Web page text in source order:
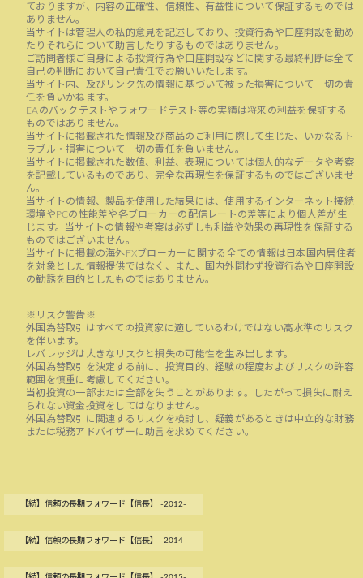
ておりますが、内容の正確性、信頼性、有益性について保証するものでは
ありません。
当サイトは管理人の私的意見を記述しており、投資行為や口座開設を勧め
たりそれらについて助言したりするものではありません。
ご訪問者様ご自身による投資行為や口座開設などに関する最終判断は全て
自己の判断において自己責任でお願いいたします。
当サイト内、及びリンク先の情報に基づいて被った損害について一切の責
任を負いかねます。
EAのバックテストやフォワードテスト等の実績は将来の利益を保証する
ものではありません。
当サイトに掲載された情報及び商品のご利用に際して生じた、いかなるト
ラブル・損害について一切の責任を負いません。
当サイトに掲載された数値、利益、表現については個人的なデータや考察
を記載しているものであり、完全な再現性を保証するものではございませ
ん。
当サイトの情報、製品を使用した結果には、使用するインターネット接続
環境やPCの性能差や各ブローカーの配信レートの差等により個人差が生
じます。当サイトの情報や考察は必ずしも利益や効果の再現性を保証する
ものではございません。
当サイトに掲載の海外FXブローカーに関する全ての情報は日本国内居住者
を対象とした情報提供ではなく、また、国内外問わず投資行為や口座開設
の勧誘を目的としたものではありません。
※リスク警告※
外国為替取引はすべての投資家に適しているわけではない高水準のリスク
を伴います。
レバレッジは大きなリスクと損失の可能性を生み出します。
外国為替取引を決定する前に、投資目的、経験の程度およびリスクの許容
範囲を慎重に考慮してください。
当初投資の一部または全部を失うことがあります。したがって損失に耐え
られない資金投資をしてはなりません。
外国為替取引に関連するリスクを検討し、疑義があるときは中立的な財務
または税務アドバイザーに助言を求めてください。
【続】信頼の長期フォワード【信長】 -2012-
【続】信頼の長期フォワード【信長】 -2014-